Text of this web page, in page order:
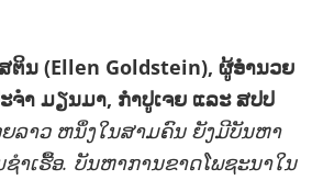
ຕິນ (Ellen Goldstein), ຜູ້ອໍານວຍ
ຈຳ ມຽນມາ, ກໍາປູເຈຍ ແລະ ສປປ
ລາວ ຫນຶ່ງໃນສາມຄົນ ຍັງມີບັນຫາ
າເຮື້ອ. ບັນຫາການຂາດໂພຊະນາໃນ